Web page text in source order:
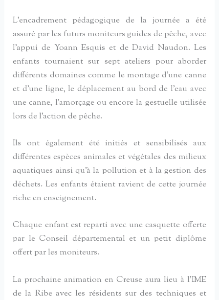
L’encadrement pédagogique de la journée a été
assuré par les futurs moniteurs guides de pêche, avec
l’appui de Yoann Esquis et de David Naudon. Les
enfants tournaient sur sept ateliers pour aborder
différents domaines comme le montage d’une canne
et d’une ligne, le déplacement au bord de l’eau avec
une canne, l’amorçage ou encore la gestuelle utilisée
lors de l’action de pêche.
Ils ont également été initiés et sensibilisés aux
différentes espèces animales et végétales des milieux
aquatiques ainsi qu’à la pollution et à la gestion des
déchets. Les enfants étaient ravient de cette journée
riche en enseignement.
Chaque enfant est reparti avec une casquette offerte
par le Conseil départemental et un petit diplôme
offert par les moniteurs.
La prochaine animation en Creuse aura lieu à l’IME
de la Ribe avec les résidents sur des techniques et